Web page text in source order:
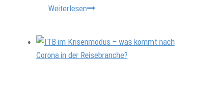
WeiterlesenSo
Ihre
Firmenbuchungen